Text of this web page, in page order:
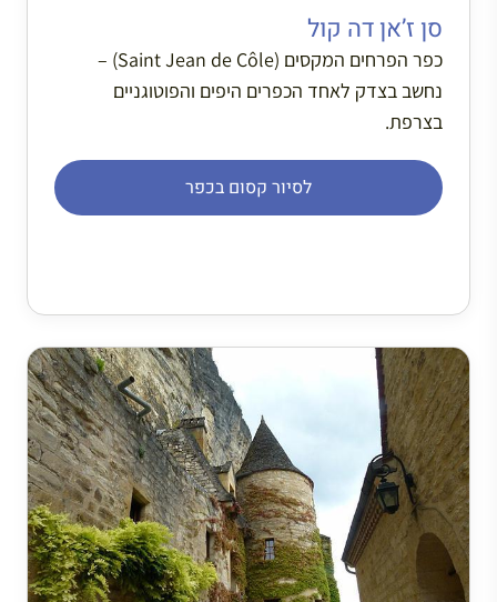
סן ז’אן דה קול
כפר הפרחים המקסים (Saint Jean de Côle) –
נחשב בצדק לאחד הכפרים היפים והפוטוגניים
בצרפת.
לסיור קסום בכפר